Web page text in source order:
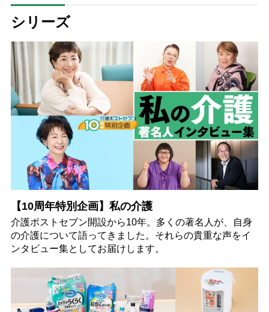
シリーズ
【10周年特別企画】私の介護
介護ポストセブン開設から10年。多くの著名人が、自身
の介護について語ってきました。それらの貴重な声をイ
ンタビュー集としてお届けします。